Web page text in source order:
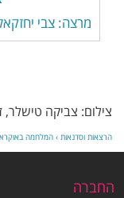
מרצה: צבי
צילום: צביקה טישלר,
הרצאות וסדנאות › המלחמה
החברה